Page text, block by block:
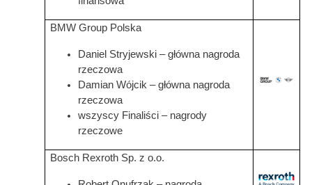
BMW Group Polska
Daniel Stryjewski – główna nagroda
rzeczowa
Damian Wójcik – główna nagroda
rzeczowa
wszyscy Finaliści – nagrody
rzeczowe
Grafika
Bosch Rexroth Sp. z o.o.
Grafika